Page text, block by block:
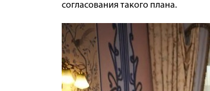
согласования такого плана.